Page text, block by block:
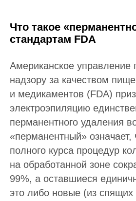
Что такое
стандартам FDA
Американское управление
надзору за качеством
и медикаментов (FDA)
электроэпиляцию
перманентного удаления
«перманентный» означает,
полного курса процедур
на обработанной зоне
99%, а оставшиеся
это либо новые (из